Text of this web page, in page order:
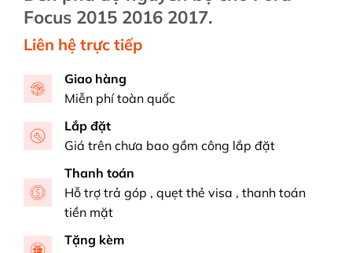
Focus 2015 2016 2017.
Liên hệ trực tiếp
Giao hàng
Miễn phí toàn quốc
Lắp đặt
Giá trên chưa bao gồm công lắp đặt
Thanh toán
Hỗ trợ trả góp , quẹt thẻ visa , thanh toán
tiền mặt
Tặng kèm